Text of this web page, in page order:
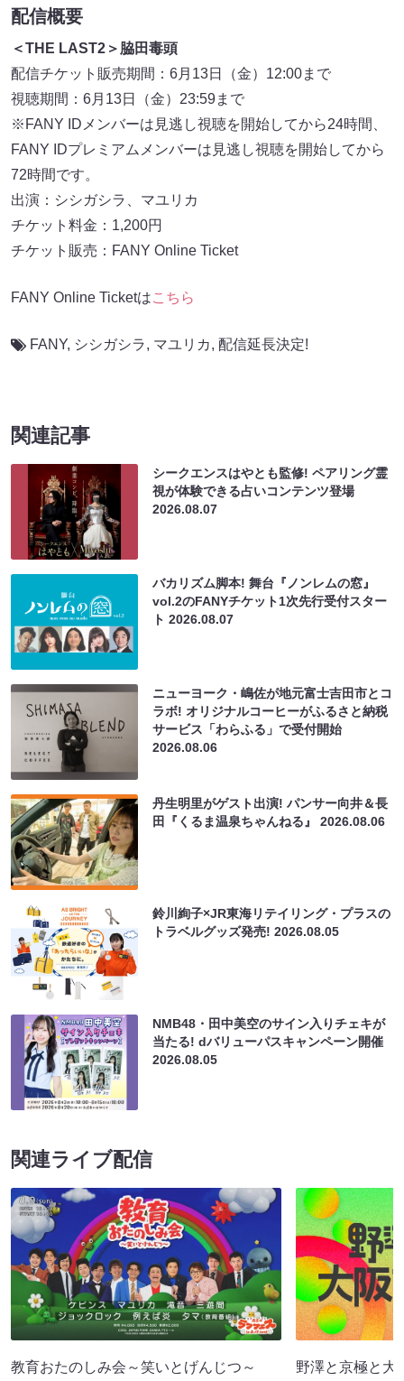
配信概要
＜THE LAST2＞脇田毒頭
配信チケット販売期間：6月13日（金）12:00まで
視聴期間：6月13日（金）23:59まで
※FANY IDメンバーは見逃し視聴を開始してから24時間、
FANY IDプレミアムメンバーは見逃し視聴を開始してから
72時間です。
出演：シシガシラ、マユリカ
チケット料金：1,200円
チケット販売：FANY Online Ticket
FANY Online Ticketはこちら
FANY, シシガシラ, マユリカ, 配信延長決定!
関連記事
シークエンスはやとも監修! ペアリング霊
視が体験できる占いコンテンツ登場
2026.08.07
バカリズム脚本! 舞台『ノンレムの窓』
vol.2のFANYチケット1次先行受付スター
ト2026.08.07
ニューヨーク・嶋佐が地元富士吉田市とコ
ラボ! オリジナルコーヒーがふるさと納税
サービス「わらふる」で受付開始
2026.08.06
丹生明里がゲスト出演! パンサー向井＆長
田『くるま温泉ちゃんねる』2026.08.06
鈴川絢子×JR東海リテイリング・プラスの
トラベルグッズ発売!2026.08.05
NMB48・田中美空のサイン入りチェキが
当たる! dバリューパスキャンペーン開催
2026.08.05
関連ライブ配信
教育おたのしみ会～笑いとげんじつ～ 野澤と京極と